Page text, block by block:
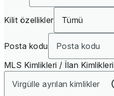
Kilit özellikler Tümü
Posta kodu
MLS Kimlikleri / İlan Kimlikleri